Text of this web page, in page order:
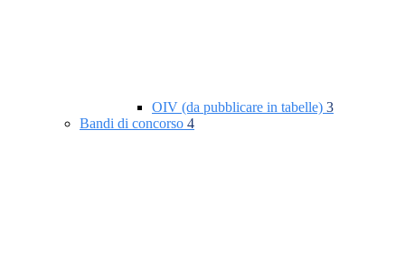
OIV (da pubblicare in tabelle) 3
Bandi di concorso 4